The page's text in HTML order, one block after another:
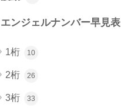
エンジェルナンバー早見表
1桁 10
2桁 26
3桁 33